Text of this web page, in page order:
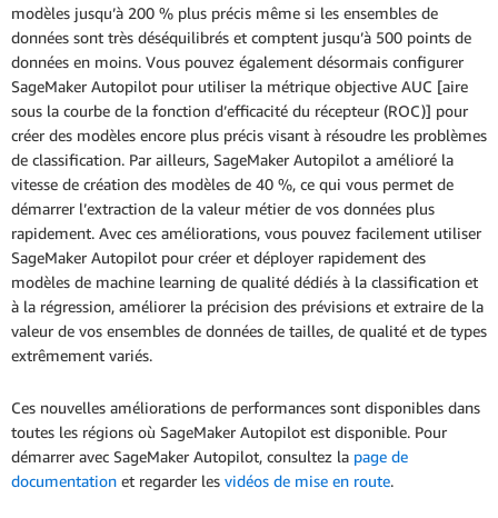
modèles jusqu’à 200 % plus précis même si les ensembles de
données sont très déséquilibrés et comptent jusqu’à 500 points de
données en moins. Vous pouvez également désormais configurer
SageMaker Autopilot pour utiliser la métrique objective AUC [aire
sous la courbe de la fonction d’efficacité du récepteur (ROC)] pour
créer des modèles encore plus précis visant à résoudre les problèmes
de classification. Par ailleurs, SageMaker Autopilot a amélioré la
vitesse de création des modèles de 40 %, ce qui vous permet de
démarrer l’extraction de la valeur métier de vos données plus
rapidement. Avec ces améliorations, vous pouvez facilement utiliser
SageMaker Autopilot pour créer et déployer rapidement des
modèles de machine learning de qualité dédiés à la classification et
à la régression, améliorer la précision des prévisions et extraire de la
valeur de vos ensembles de données de tailles, de qualité et de types
extrêmement variés.
Ces nouvelles améliorations de performances sont disponibles dans
toutes les régions où SageMaker Autopilot est disponible. Pour
démarrer avec SageMaker Autopilot, consultez la page de
documentation et regarder les vidéos de mise en route.